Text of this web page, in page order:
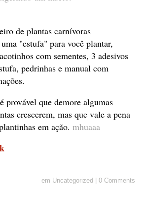
"estufa" para você plantar,
com sementes, 3 adesivos
pedrinhas e manual com
provável que demore algumas
crescerem, mas que vale a pena
em ação. mhuaaa
em Uncategorized | 0 Comments